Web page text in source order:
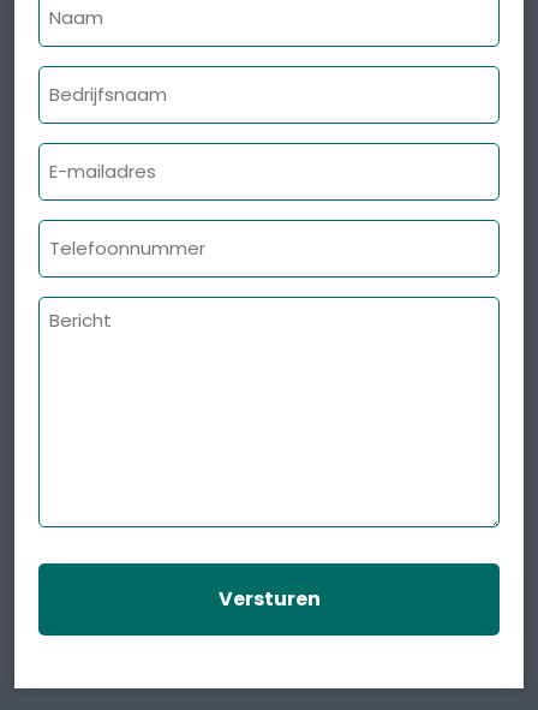
Bedrijfsnaam
E-
mailadres
Telefoonnummer
Bericht